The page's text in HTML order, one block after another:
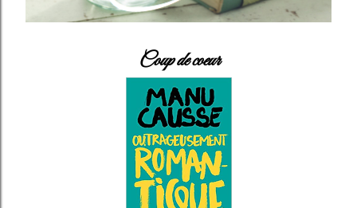
Coup de coeur